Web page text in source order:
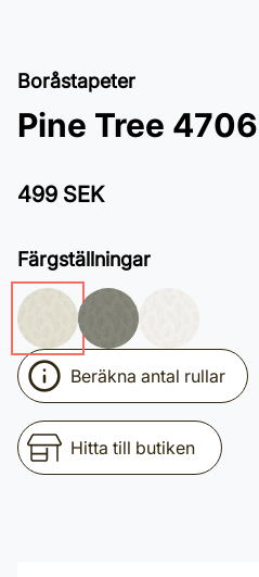
Boråstapeter
Pine Tree
499 SEK
Färgställningar
Beräkna antal rullar
Hitta till butiken